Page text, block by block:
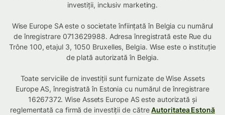
investiții, inclusiv marketing.
Wise Europe SA este o societate înființată în Belgia cu numărul
de înregistrare 0713629988. Adresa înregistrată este Rue du
Trône 100, etajul 3, 1050 Bruxelles, Belgia. Wise este o instituție
de plată autorizată în Belgia.
Toate serviciile de investiții sunt furnizate de Wise Assets
Europe AS, înregistrată în Estonia cu numărul de înregistrare
16267372. Wise Assets Europe AS este autorizată și
reglementată ca firmă de investiții de cătreAutoritatea Estonă